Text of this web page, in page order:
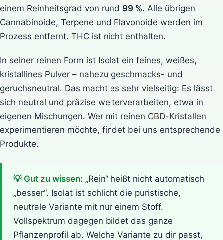
einem Reinheitsgrad von rund 99 %. Alle übrigen
Cannabinoide, Terpene und Flavonoide werden im
Prozess entfernt. THC ist nicht enthalten.
In seiner reinen Form ist Isolat ein feines, weißes,
kristallines Pulver – nahezu geschmacks- und
geruchsneutral. Das macht es sehr vielseitig: Es lässt
sich neutral und präzise weiterverarbeiten, etwa in
eigenen Mischungen. Wer mit reinen CBD-Kristallen
experimentieren möchte, findet bei uns entsprechende
Produkte.
💡 Gut zu wissen: „Rein“ heißt nicht automatisch
„besser“. Isolat ist schlicht die puristische,
neutrale Variante mit nur einem Stoff.
Vollspektrum dagegen bildet das ganze
Pflanzenprofil ab. Welche Variante zu dir passt,